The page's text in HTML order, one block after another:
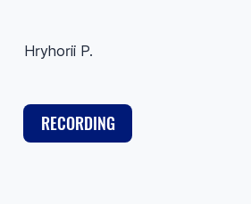
Hryhorii P.
RECORDING